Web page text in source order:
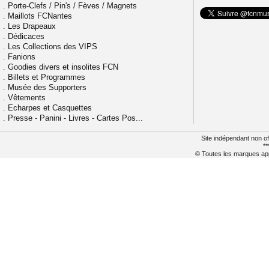
. Porte-Clefs / Pin's / Fèves / Magnets
. Maillots FCNantes
. Les Drapeaux
. Dédicaces
. Les Collections des VIPS
. Fanions
. Goodies divers et insolites FCN
. Billets et Programmes
. Musée des Supporters
. Vêtements
. Echarpes et Casquettes
. Presse - Panini - Livres - Cartes Pos...
Site indépendant non
© Toutes les marques